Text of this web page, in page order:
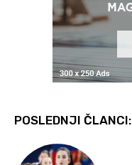
POSLEDNJI ČLANCI: